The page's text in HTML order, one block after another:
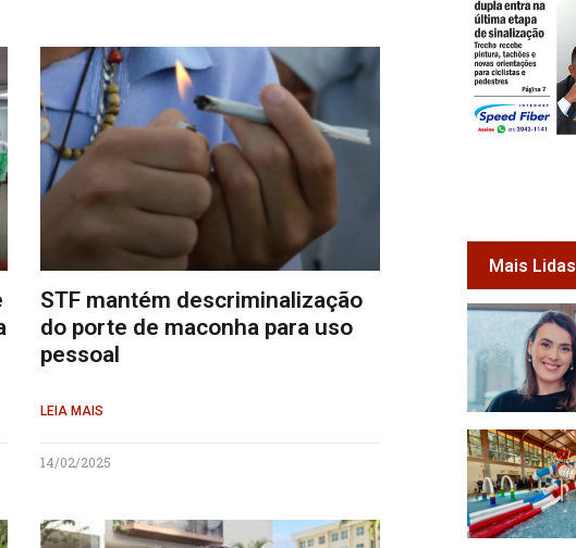
STF mantém descriminalização
do porte de maconha para uso
pessoal
LEIA MAIS
14/02/2025
Mais Lidas